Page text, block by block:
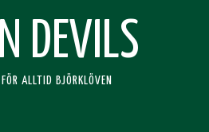
DEVILS
ALLTID BJÖRKLÖVEN